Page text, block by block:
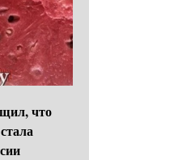
что